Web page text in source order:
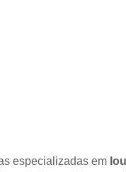
especializadas em